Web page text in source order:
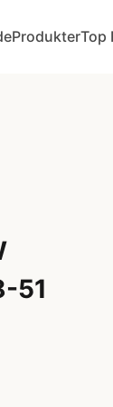
ProdukterTop
51